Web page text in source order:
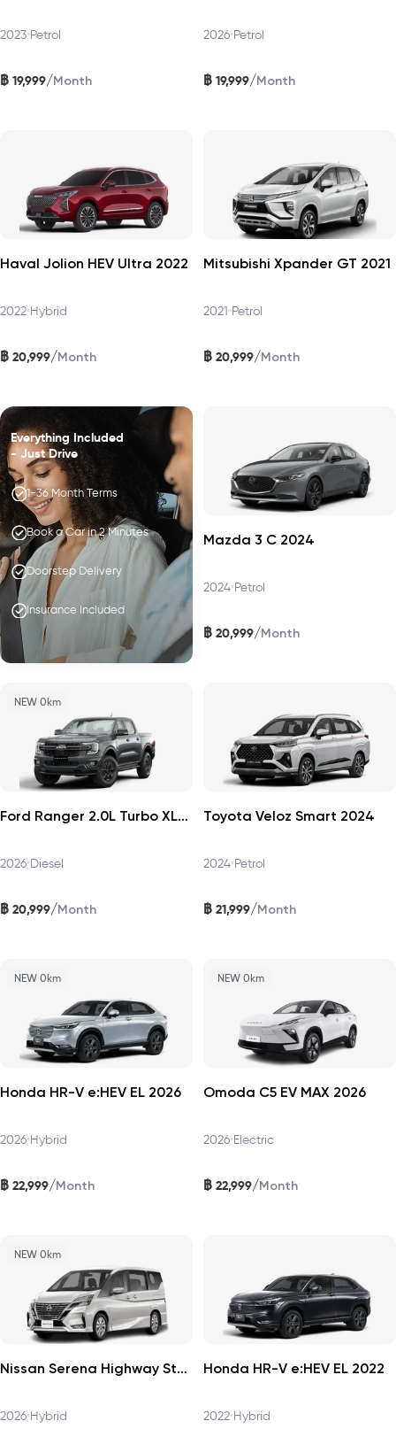
2023•Petrol
฿ 19,999/Month
2026•Petrol
฿ 19,999/Month
Haval Jolion HEV Ultra 2022
2022•Hybrid
฿ 20,999/Month
Mitsubishi Xpander GT 2021
2021•Petrol
฿ 20,999/Month
Everything Included
- Just Drive
1-36 Month Terms
Book a Car in 2 Minutes
Doorstep Delivery
Insurance Included
Mazda 3 C 2024
2024•Petrol
฿ 20,999/Month
NEW 0km
Ford Ranger 2.0L Turbo XLS 4x2 HR 2026
2026•Diesel
฿ 20,999/Month
Toyota Veloz Smart 2024
2024•Petrol
฿ 21,999/Month
NEW 0km
Honda HR-V e:HEV EL 2026
2026•Hybrid
฿ 22,999/Month
NEW 0km
Omoda C5 EV MAX 2026
2026•Electric
฿ 22,999/Month
NEW 0km
Nissan Serena Highway Star 2026
2026•Hybrid
Honda HR-V e:HEV EL 2022
2022•Hybrid